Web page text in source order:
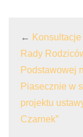
← Konsultacje
Rady
Podstawowej
Piasecznie w
projektu
Czarnek”